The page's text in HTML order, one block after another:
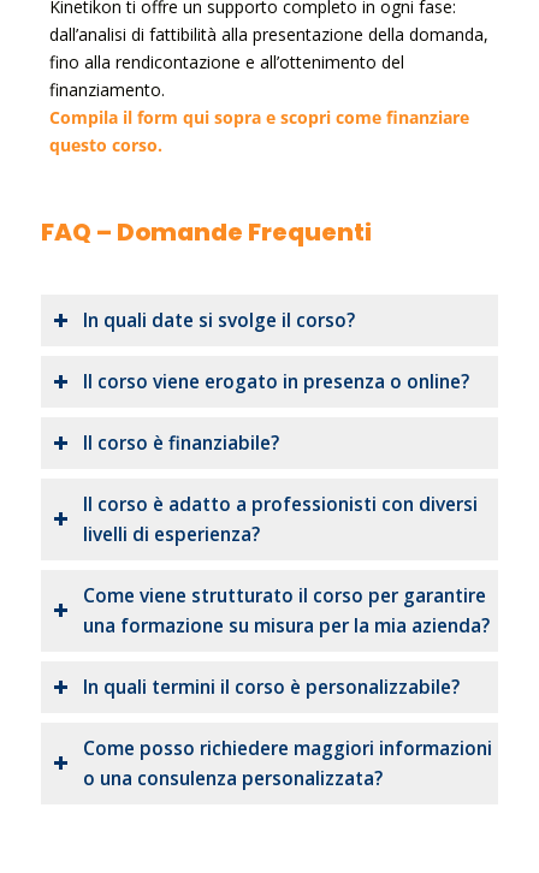
Kinetikon ti offre un supporto completo in ogni fase:
dall’analisi di fattibilità alla presentazione della domanda,
fino alla rendicontazione e all’ottenimento del
finanziamento.
Compila il form qui sopra e scopri come finanziare
questo corso.
FAQ – Domande Frequenti
In quali date si svolge il corso?
Il corso viene erogato in presenza o online?
Il corso è finanziabile?
Il corso è adatto a professionisti con diversi
livelli di esperienza?
Come viene strutturato il corso per garantire
una formazione su misura per la mia azienda?
In quali termini il corso è personalizzabile?
Come posso richiedere maggiori informazioni
o una consulenza personalizzata?